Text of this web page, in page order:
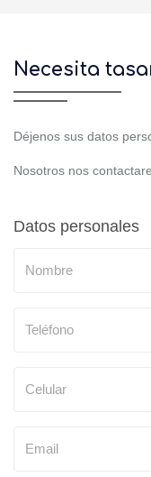
Necesita
Déjenos sus datos
Nosotros nos
Datos personales